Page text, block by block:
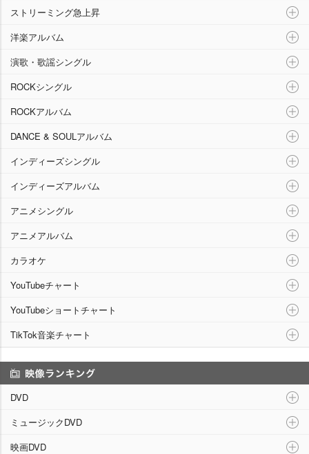
ストリーミング急上昇
洋楽アルバム
演歌・歌謡シングル
ROCKシングル
ROCKアルバム
DANCE & SOULアルバム
インディーズシングル
インディーズアルバム
アニメシングル
アニメアルバム
カラオケ
YouTubeチャート
YouTubeショートチャート
TikTok音楽チャート
DVD
ミュージックDVD
映画DVD